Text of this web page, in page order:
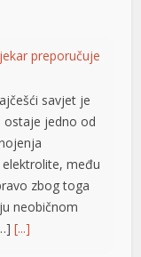
preporučuje
savjet je
ostaje jedno od
među
zbog toga
neobičnom
[...]